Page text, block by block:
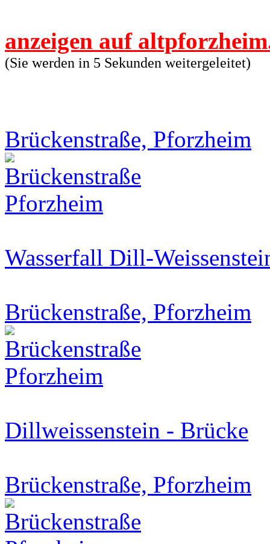
anzeigen auf
(Sie werden in 4 Sekunden weitergeleitet)
Brückenstraße, Pforzheim
Wasserfall Dill-
Brückenstraße, Pforzheim
Dillweissenstein - Brücke
Brückenstraße, Pforzheim